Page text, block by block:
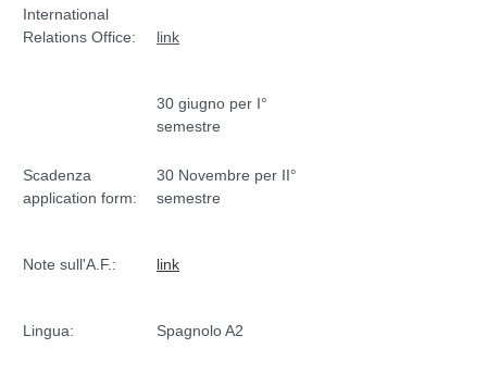
International
Relations Office:
link
Scadenza
application form:
30 giugno per I°
semestre
30 Novembre per II°
semestre
Note sull'A.F.: link
Lingua: Spagnolo A2